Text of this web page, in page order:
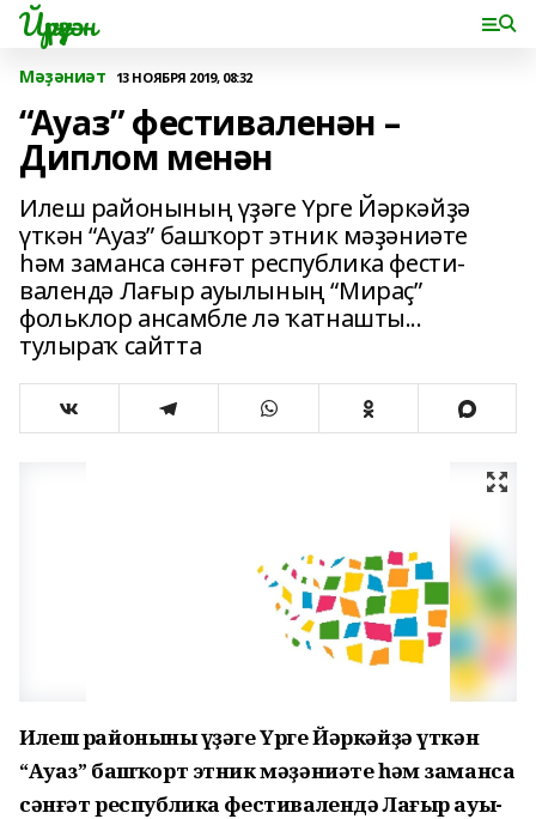
Йүрүҙән
Мәҙәниәт 13 НОЯБРЯ 2019, 08:32
“Ауаз” фестиваленән –
Диплом менән
Илеш ра­йонының үҙәге Үрге Йәр­­кәйҙә
үткән “Ауаз” баш­ҡорт этник мәҙә­ниәте
һәм заманса сәнғәт рес­пуб­лика фести­
валендә Лағыр ауы­лы­ның “Ми­раҫ”
фольклор ан­самбле лә ҡат­нашты...
тулыраҡ сайтта
Илеш ра­йонының үҙәге Үрге Йәр­­кәйҙә үткән
“Ауаз” баш­ҡорт этник мәҙә­ниәте һәм заманса
сәнғәт рес­пуб­лика фести­валендә Лағыр ауы­